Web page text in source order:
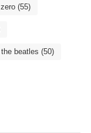
(55)
the beatles (50)